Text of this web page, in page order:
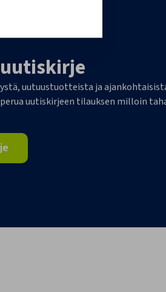
uutuustuotteista ja
uutiskirjeen tilauksen milloin